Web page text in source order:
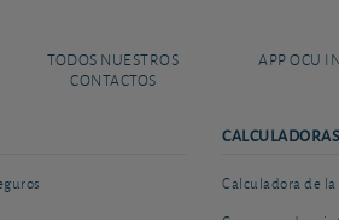
TODOS NUESTROS
CONTACTOS
APP OCU
CALCULADORAS
Calculadora de